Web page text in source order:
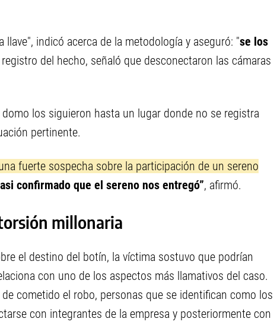
indicó acerca de la metodología y aseguró: "se los
del hecho, señaló que desconectaron las cámaras
los siguieron hasta un lugar donde no se registra
pertinente.
fuerte sospecha sobre la participación de un sereno
confirmado que el sereno nos entregó”, afirmó.
millonaria
el destino del botín, la víctima sostuvo que podrían
con uno de los aspectos más llamativos del caso.
cometido el robo, personas que se identifican como los
con integrantes de la empresa y posteriormente con